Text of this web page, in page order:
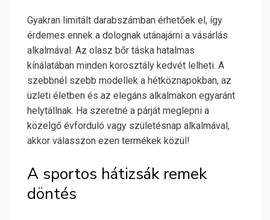
Gyakran limitált darabszámban érhetőek el, így
érdemes ennek a dolognak utánajárni a vásárlás
alkalmával. Az olasz bőr táska hatalmas
kínálatában minden korosztály kedvét lelheti. A
szebbnél szebb modellek a hétköznapokban, az
üzleti életben és az elegáns alkalmakon egyaránt
helytállnak. Ha szeretné a párját meglepni a
közelgő évforduló vagy születésnap alkalmával,
akkor válasszon ezen termékek közül!
A sportos hátizsák remek
döntés